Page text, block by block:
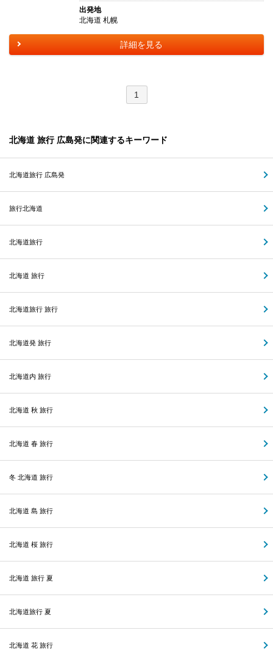
出発地
北海道 札幌
詳細を見る
1
北海道 旅行 広島発に関連するキーワード
北海道旅行 広島発
旅行北海道
北海道旅行
北海道 旅行
北海道旅行 旅行
北海道発 旅行
北海道内 旅行
北海道 秋 旅行
北海道 春 旅行
冬 北海道 旅行
北海道 島 旅行
北海道 桜 旅行
北海道 旅行 夏
北海道旅行 夏
北海道 花 旅行